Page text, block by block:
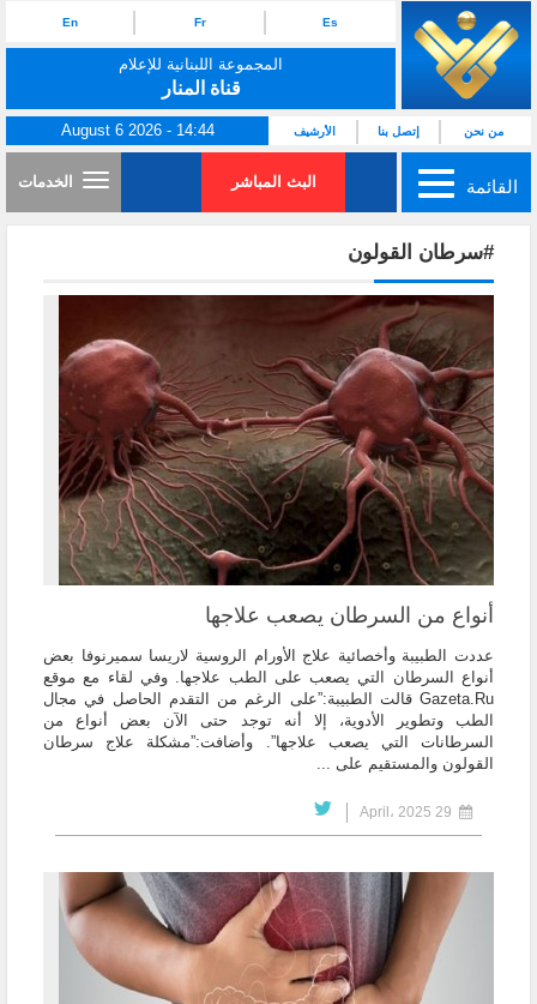
Es
Fr
En
المجموعة اللبنانية للإعلام
قناة المنار
من نحن إتصل بنا الأرشيف August 6 2026 - 14:44
القائمة البث المباشر الخدمات
#سرطان القولون
أنواع من السرطان يصعب علاجها
عددت الطبيبة وأخصائية علاج الأورام الروسية لاريسا سميرنوفا بعض
أنواع السرطان التي يصعب على الطب علاجها. وفي لقاء مع موقع
Gazeta.Ru قالت الطبيبة:”على الرغم من التقدم الحاصل في مجال
الطب وتطوير الأدوية، إلا أنه توجد حتى الآن بعض أنواع من
السرطانات التي يصعب علاجها”. وأضافت:”مشكلة علاج سرطان
القولون والمستقيم على ...